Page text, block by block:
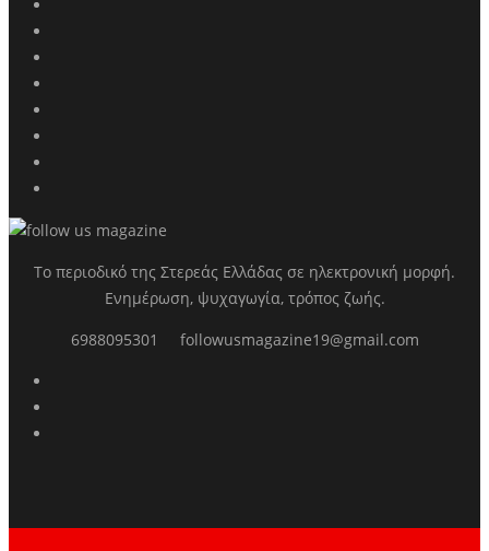
Το περιοδικό της Στερεάς Ελλάδας σε ηλεκτρονική μορφή.
Ενημέρωση, ψυχαγωγία, τρόπος ζωής.
6988095301 followusmagazine19@gmail.com